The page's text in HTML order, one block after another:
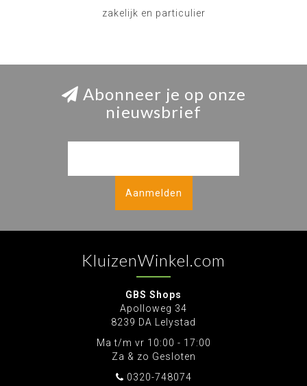
zakelijk en particulier
Abonneer je op onze
nieuwsbrief
Aanmelden
KluizenWinkel.com
GBS Shops
Apolloweg 34
8239 DA Lelystad
Ma t/m vr 10:00 - 17:00
Za & zo Gesloten
0320-748074